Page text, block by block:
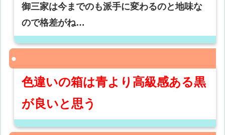
御三家は今までのも派手に変わるのと地味な
ので格差がね…
色違いの箱は青より高級感ある黒
が良いと思う